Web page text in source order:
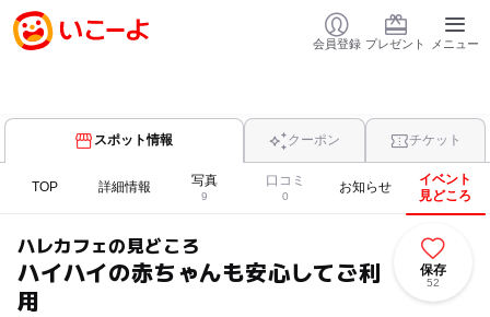
会員登録 プレゼント メニュー
スポット情報 クーポン チケット
TOP 詳細情報 写真
9
口コミ
0
お知らせ
イベント
見どころ
ハレカフェの見どころ
ハイハイの赤ちゃんも安心してご利
用
保存
52